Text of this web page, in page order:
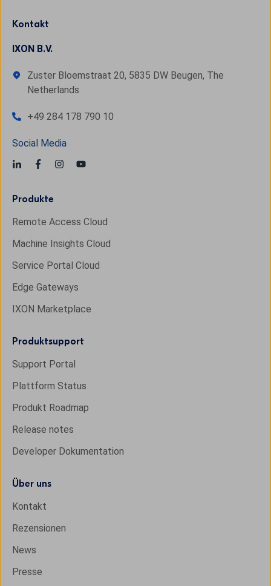
Kontakt
IXON B.V.
Zuster Bloemstraat 20, 5835 DW Beugen, The
Netherlands
+49 284 178 790 10
Social Media
Produkte
Remote Access Cloud
Machine Insights Cloud
Service Portal Cloud
Edge Gateways
IXON Marketplace
Produktsupport
Support Portal
Plattform Status
Produkt Roadmap
Release notes
Developer Dokumentation
Über uns
Kontakt
Rezensionen
News
Presse